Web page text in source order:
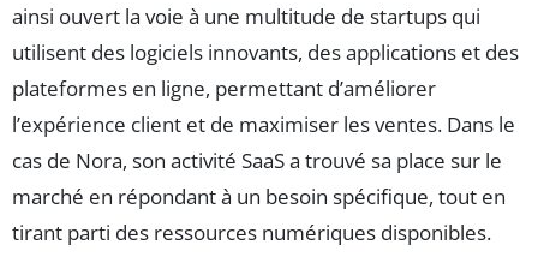
ainsi ouvert la voie à une multitude de startups qui
utilisent des logiciels innovants, des applications et des
plateformes en ligne, permettant d’améliorer
l’expérience client et de maximiser les ventes. Dans le
cas de Nora, son activité SaaS a trouvé sa place sur le
marché en répondant à un besoin spécifique, tout en
tirant parti des ressources numériques disponibles.